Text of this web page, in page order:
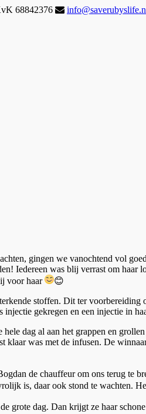
68842376
gingen we vanochtend vol
Iedereen was blij verrast om
voor haar
😊
stoffen. Dit ter
injectie gekregen en een injectie in
dag al aan het grappen en
klaar was met de infusen. De
de chauffeur om ons terug te
is, daar ook stond te wachten.
grote dag. Dan krijgt ze haar